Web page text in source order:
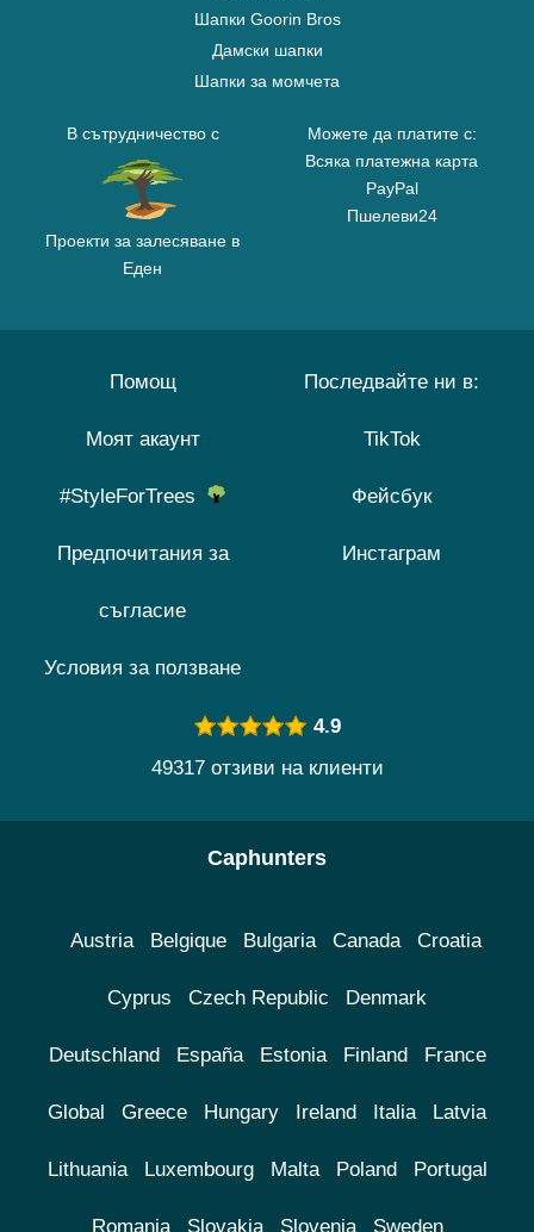
Шапки Goorin Bros
Дамски шапки
Шапки за момчета
В сътрудничество с
Проекти за залесяване в
Еден
Можете да платите с:
Всяка платежна карта
PayPal
Пшелеви24
Помощ
Моят акаунт
#StyleForTrees
Предпочитания за
съгласие
Условия за ползване
Последвайте ни в:
TikTok
Фейсбук
Инстаграм
4.9
49317 отзиви на клиенти
Caphunters
Austria Belgique Bulgaria Canada Croatia
Cyprus Czech Republic Denmark
Deutschland España Estonia Finland France
Global Greece Hungary Ireland Italia Latvia
Lithuania Luxembourg Malta Poland Portugal
Romania Slovakia Slovenia Sweden